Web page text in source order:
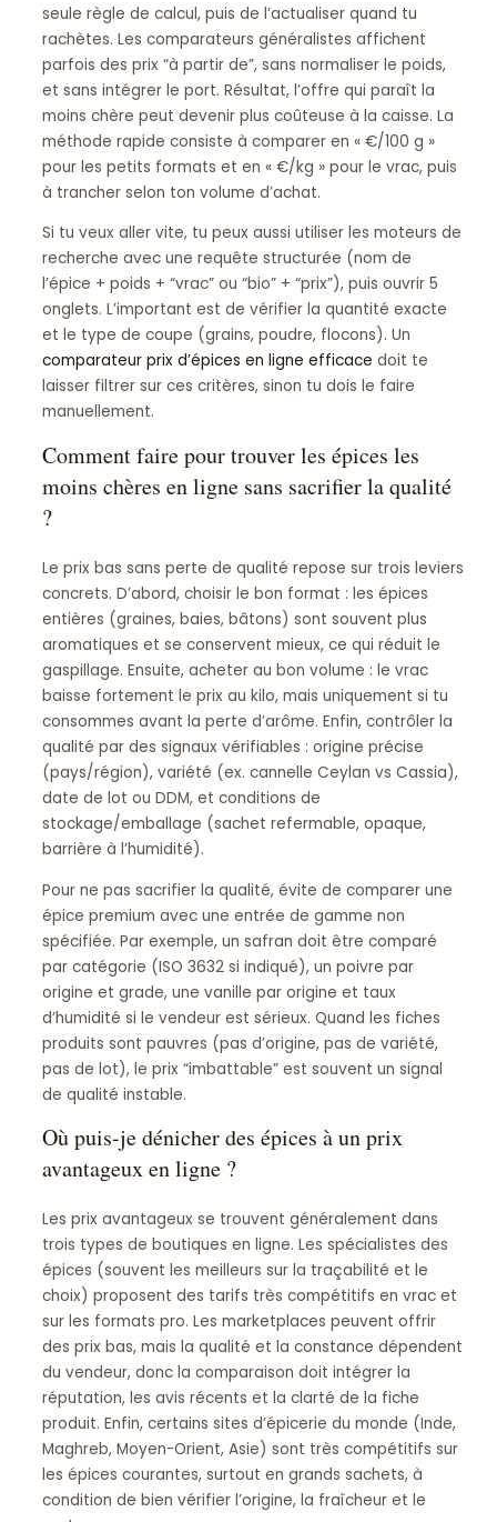
seule règle de calcul, puis de l’actualiser quand tu
rachètes. Les comparateurs généralistes affichent
parfois des prix “à partir de”, sans normaliser le poids,
et sans intégrer le port. Résultat, l’offre qui paraît la
moins chère peut devenir plus coûteuse à la caisse. La
méthode rapide consiste à comparer en « €/100 g »
pour les petits formats et en « €/kg » pour le vrac, puis
à trancher selon ton volume d’achat.
Si tu veux aller vite, tu peux aussi utiliser les moteurs de
recherche avec une requête structurée (nom de
l’épice + poids + “vrac” ou “bio” + “prix”), puis ouvrir 5
onglets. L’important est de vérifier la quantité exacte
et le type de coupe (grains, poudre, flocons). Un
comparateur prix d’épices en ligne efficace doit te
laisser filtrer sur ces critères, sinon tu dois le faire
manuellement.
Comment faire pour trouver les épices les
moins chères en ligne sans sacrifier la qualité
?
Le prix bas sans perte de qualité repose sur trois leviers
concrets. D’abord, choisir le bon format : les épices
entières (graines, baies, bâtons) sont souvent plus
aromatiques et se conservent mieux, ce qui réduit le
gaspillage. Ensuite, acheter au bon volume : le vrac
baisse fortement le prix au kilo, mais uniquement si tu
consommes avant la perte d’arôme. Enfin, contrôler la
qualité par des signaux vérifiables : origine précise
(pays/région), variété (ex. cannelle Ceylan vs Cassia),
date de lot ou DDM, et conditions de
stockage/emballage (sachet refermable, opaque,
barrière à l’humidité).
Pour ne pas sacrifier la qualité, évite de comparer une
épice premium avec une entrée de gamme non
spécifiée. Par exemple, un safran doit être comparé
par catégorie (ISO 3632 si indiqué), un poivre par
origine et grade, une vanille par origine et taux
d’humidité si le vendeur est sérieux. Quand les fiches
produits sont pauvres (pas d’origine, pas de variété,
pas de lot), le prix “imbattable” est souvent un signal
de qualité instable.
Où puis-je dénicher des épices à un prix
avantageux en ligne ?
Les prix avantageux se trouvent généralement dans
trois types de boutiques en ligne. Les spécialistes des
épices (souvent les meilleurs sur la traçabilité et le
choix) proposent des tarifs très compétitifs en vrac et
sur les formats pro. Les marketplaces peuvent offrir
des prix bas, mais la qualité et la constance dépendent
du vendeur, donc la comparaison doit intégrer la
réputation, les avis récents et la clarté de la fiche
produit. Enfin, certains sites d’épicerie du monde (Inde,
Maghreb, Moyen-Orient, Asie) sont très compétitifs sur
les épices courantes, surtout en grands sachets, à
condition de bien vérifier l’origine, la fraîcheur et le